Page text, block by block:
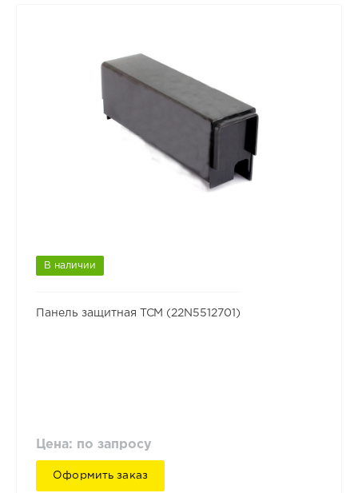
В наличии
Панель защитная TCM (22N5512701)
Цена: по запросу
Оформить заказ